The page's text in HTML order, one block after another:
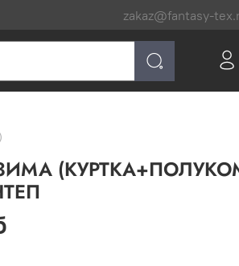
zakaz@fantasy-